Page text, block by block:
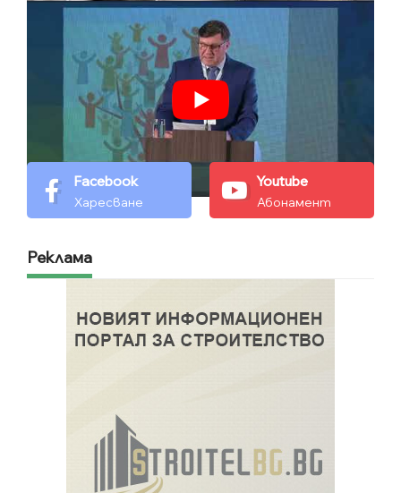
Facebook
Харесване
Youtube
Абонамент
Реклама